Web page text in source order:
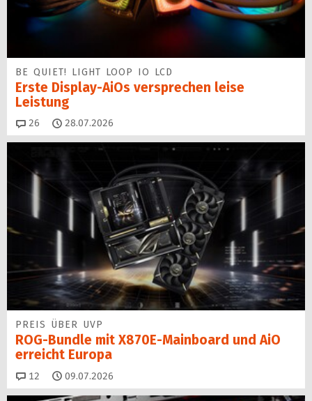
BE QUIET! LIGHT LOOP IO LCD
Erste Display-AiOs versprechen leise
Leistung
26 Kommentare
28.07.2026
PREIS ÜBER UVP
ROG-Bundle mit X870E-Mainboard und AiO
erreicht Europa
12 Kommentare
09.07.2026